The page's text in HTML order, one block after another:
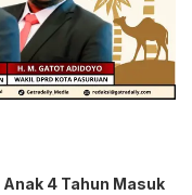
4 Tahun Masuk